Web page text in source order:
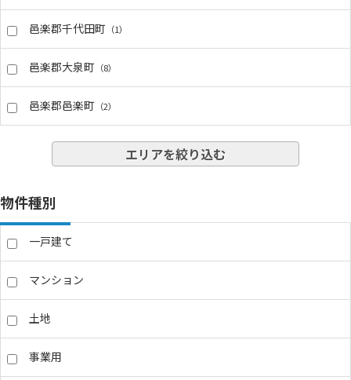
邑楽郡千代田町 （1）
邑楽郡大泉町 （8）
邑楽郡邑楽町 （2）
エリアを絞り込む
物件種別
一戸建て
マンション
土地
事業用